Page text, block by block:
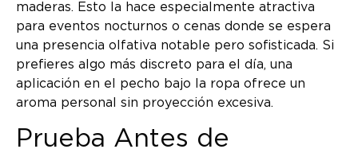
maderas. Esto la hace especialmente atractiva
para eventos nocturnos o cenas donde se espera
una presencia olfativa notable pero sofisticada. Si
prefieres algo más discreto para el día, una
aplicación en el pecho bajo la ropa ofrece un
aroma personal sin proyección excesiva.
Prueba Antes de